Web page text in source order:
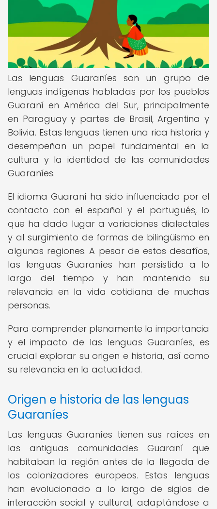
Las lenguas Guaraníes son un grupo de
lenguas indígenas habladas por los pueblos
Guaraní en América del Sur, principalmente
en Paraguay y partes de Brasil, Argentina y
Bolivia. Estas lenguas tienen una rica historia y
desempeñan un papel fundamental en la
cultura y la identidad de las comunidades
Guaraníes.
El idioma Guaraní ha sido influenciado por el
contacto con el español y el portugués, lo
que ha dado lugar a variaciones dialectales
y al surgimiento de formas de bilingüismo en
algunas regiones. A pesar de estos desafíos,
las lenguas Guaraníes han persistido a lo
largo del tiempo y han mantenido su
relevancia en la vida cotidiana de muchas
personas.
Para comprender plenamente la importancia
y el impacto de las lenguas Guaraníes, es
crucial explorar su origen e historia, así como
su relevancia en la actualidad.
Origen e historia de las lenguas
Guaraníes
Las lenguas Guaraníes tienen sus raíces en
las antiguas comunidades Guaraní que
habitaban la región antes de la llegada de
los colonizadores europeos. Estas lenguas
han evolucionado a lo largo de siglos de
interacción social y cultural, adaptándose a